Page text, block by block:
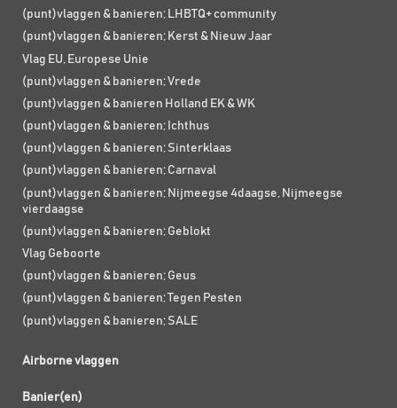
(punt)vlaggen & banieren; LHBTQ+ community
(punt)vlaggen & banieren; Kerst & Nieuw Jaar
Vlag EU, Europese Unie
(punt)vlaggen & banieren; Vrede
(punt)vlaggen & banieren Holland EK & WK
(punt)vlaggen & banieren; Ichthus
(punt)vlaggen & banieren; Sinterklaas
(punt)vlaggen & banieren; Carnaval
(punt)vlaggen & banieren; Nijmeegse 4daagse, Nijmeegse
vierdaagse
(punt)vlaggen & banieren; Geblokt
Vlag Geboorte
(punt)vlaggen & banieren; Geus
(punt)vlaggen & banieren; Tegen Pesten
(punt)vlaggen & banieren; SALE
Airborne vlaggen
Banier(en)